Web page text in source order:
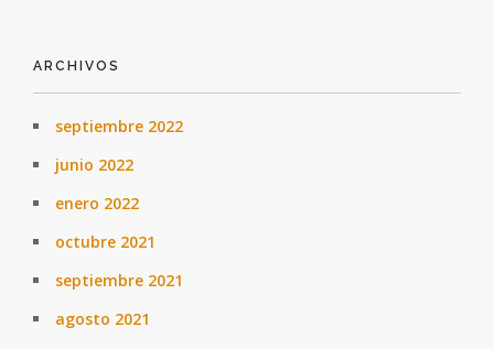
ARCHIVOS
septiembre 2022
junio 2022
enero 2022
octubre 2021
septiembre 2021
agosto 2021